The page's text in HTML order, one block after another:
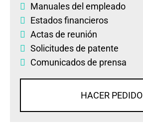
Manuales del empleado
Estados financieros
Actas de reunión
Solicitudes de patente
Comunicados de prensa
HACER PEDIDO